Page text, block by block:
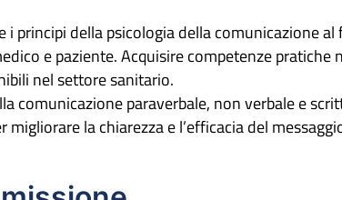
principi della psicologia della comunicazione al
e paziente. Acquisire competenze pratiche
nel settore sanitario.
comunicazione paraverbale, non verbale e
migliorare la chiarezza e l’efficacia del